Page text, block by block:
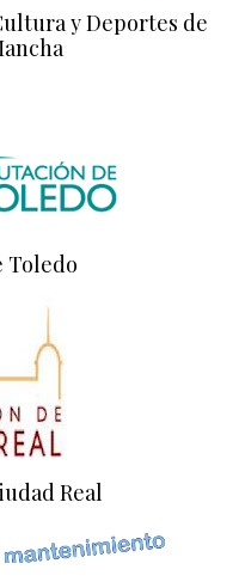
y Deportes de
Toledo
Real